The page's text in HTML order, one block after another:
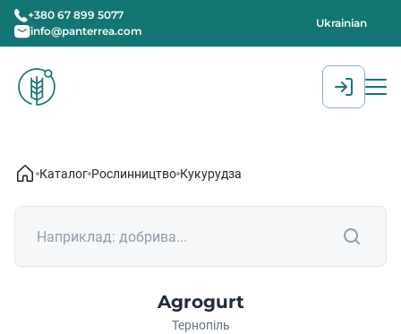
+380 67 899 5077
info@panterrea.com
Ukrainian
Каталог Рослинництво Кукурудза
Agrogurt
Тернопіль